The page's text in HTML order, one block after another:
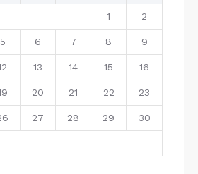
1 2
5 6 7 8 9
13 14 15 16
20 21 22 23
27 28 29 30